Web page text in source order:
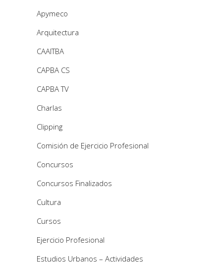
Apymeco
Arquitectura
CAAITBA
CAPBA CS
CAPBA TV
Charlas
Clipping
Comisión de Ejercicio Profesional
Concursos
Concursos Finalizados
Cultura
Cursos
Ejercicio Profesional
Estudios Urbanos – Actividades